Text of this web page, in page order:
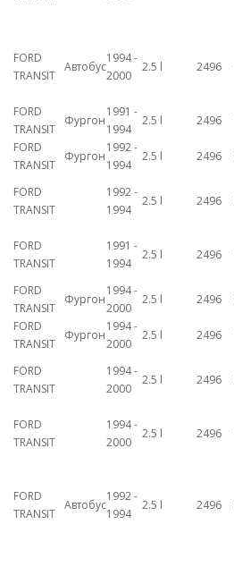
FORD
TRANSIT
Автобус
1994 -
2000
2.5 l 2496
FORD
TRANSIT
Фургон
1991 -
1994
2.5 l 2496
FORD
TRANSIT
Фургон
1992 -
1994
2.5 l 2496
FORD
TRANSIT
1992 -
1994
2.5 l 2496
FORD
TRANSIT
1991 -
1994
2.5 l 2496
FORD
TRANSIT
Фургон
1994 -
2000
2.5 l 2496
FORD
TRANSIT
Фургон
1994 -
2000
2.5 l 2496
FORD
TRANSIT
1994 -
2000
2.5 l 2496
FORD
TRANSIT
1994 -
2000
2.5 l 2496
FORD
TRANSIT
Автобус
1992 -
1994
2.5 l 2496